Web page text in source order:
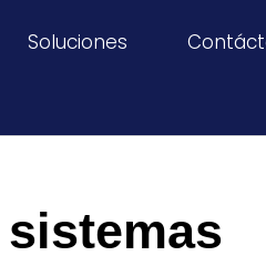
Soluciones